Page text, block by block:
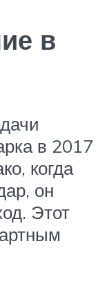
в
в 2017
когда
он
Этот